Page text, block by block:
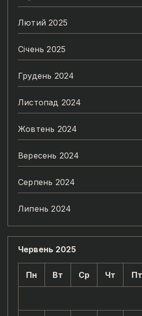
Лютий 2025
Січень 2025
Грудень 2024
Листопад 2024
Жовтень 2024
Вересень 2024
Серпень 2024
Липень 2024
Червень 2025
Пн Вт Ср Чт Пт